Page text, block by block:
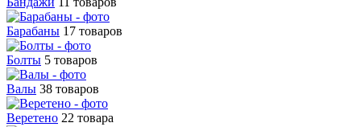
Барабаны 17 товаров
Болты 5 товаров
Валы 38 товаров
Веретено 22 товара